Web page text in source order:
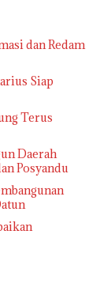
dan Redam
Siap
Terus
Daerah
Posyandu